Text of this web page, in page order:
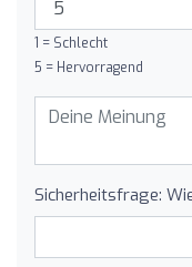
1 = Schlecht
5 = Hervorragend
Sicherheitsfrage: